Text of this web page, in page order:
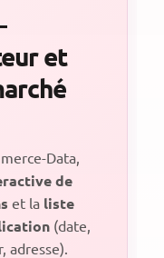
et
Data,
de
et la liste
(date,
adresse).